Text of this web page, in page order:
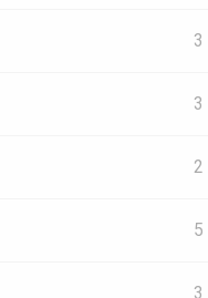
3
3
2
5
3